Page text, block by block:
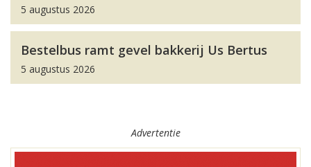
5 augustus 2026
Bestelbus ramt gevel bakkerij Us Bertus
5 augustus 2026
Advertentie